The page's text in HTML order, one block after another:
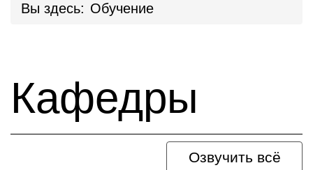
Вы здесь: Обучение
Кафедры
Озвучить всё